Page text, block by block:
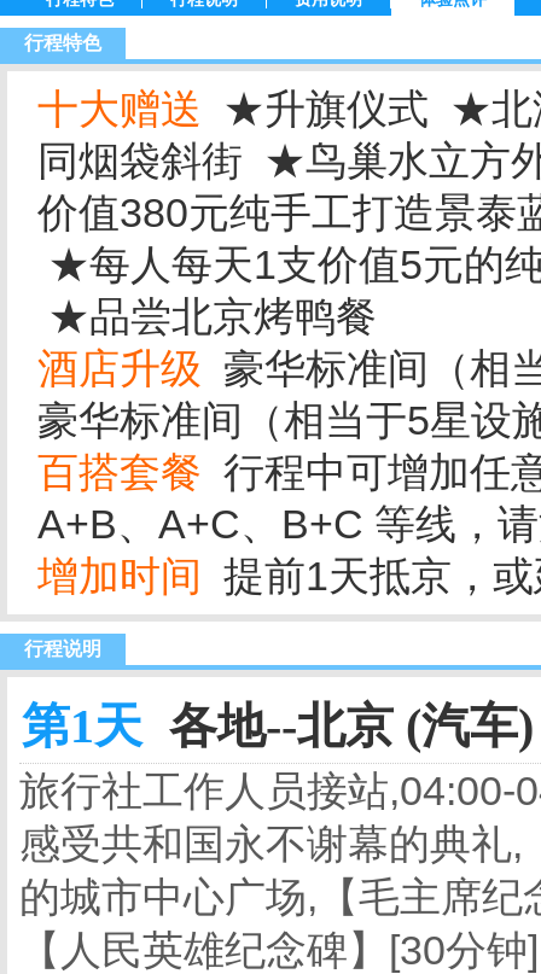
行程特色
十大赠送 ★升旗仪式 ★北
同烟袋斜街 ★鸟巢水立
价值380元纯手工打造景
★每人每天1支价值5元的
★品尝北京烤鸭餐
酒店升级 豪华标准间（相
豪华标准间（相当于5星设
百搭套餐 行程中可增加任
A+B、A+C、B+C 等线，
增加时间 提前1天抵京，
行程说明
第1天 各地--北京 (汽车)
旅行社工作人员接站,04:00-
感受共和国永不谢幕的典礼
的城市中心广场,【毛主席
【人民英雄纪念碑】[30分